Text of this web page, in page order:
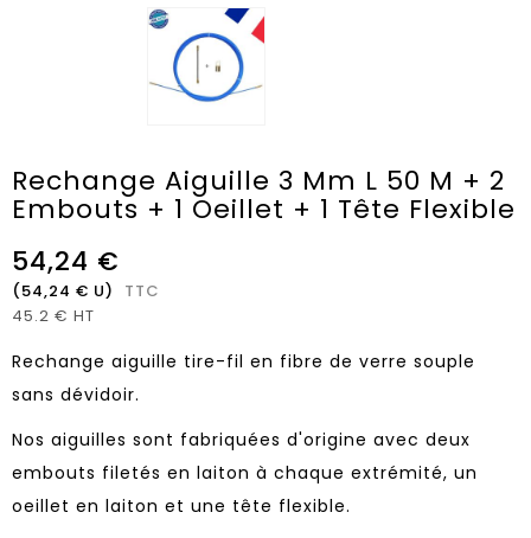
Rechange Aiguille 3 Mm L 50 M + 2
Embouts + 1 Oeillet + 1 Tête Flexible
54,24 €
(54,24 € U)
TTC
45.2 € HT
Rechange aiguille tire-fil en fibre de verre souple
sans dévidoir.
Nos aiguilles sont fabriquées d'origine avec deux
embouts filetés en laiton à chaque extrémité, un
oeillet en laiton et une tête flexible.